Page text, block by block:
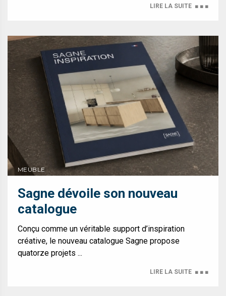
LIRE LA SUITE ■ ■ ■
MEUBLE
Sagne dévoile son nouveau
catalogue
Conçu comme un véritable support d’inspiration
créative, le nouveau catalogue Sagne propose
quatorze projets ...
LIRE LA SUITE ■ ■ ■